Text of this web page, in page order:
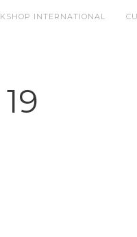
INTERNATIONAL